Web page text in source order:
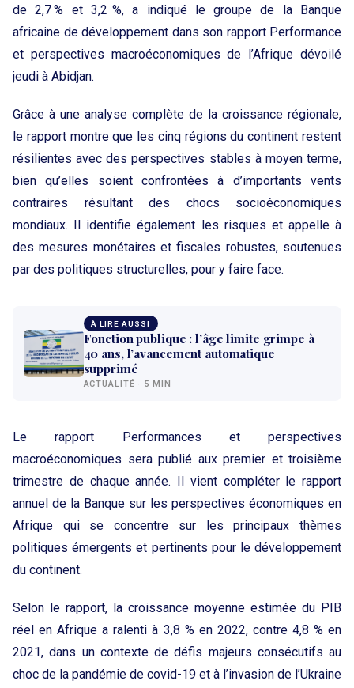
de 2,7 % et 3,2 %, a indiqué le groupe de la Banque
africaine de développement dans son rapport Performance
et perspectives macroéconomiques de l’Afrique dévoilé
jeudi à Abidjan.
Grâce à une analyse complète de la croissance régionale,
le rapport montre que les cinq régions du continent restent
résilientes avec des perspectives stables à moyen terme,
bien qu’elles soient confrontées à d’importants vents
contraires résultant des chocs socioéconomiques
mondiaux. Il identifie également les risques et appelle à
des mesures monétaires et fiscales robustes, soutenues
par des politiques structurelles, pour y faire face.
À LIRE AUSSI
Fonction publique : l’âge limite grimpe à
40 ans, l’avancement automatique
supprimé
ACTUALITÉ · 5 MIN
Le rapport Performances et perspectives
macroéconomiques sera publié aux premier et troisième
trimestre de chaque année. Il vient compléter le rapport
annuel de la Banque sur les perspectives économiques en
Afrique qui se concentre sur les principaux thèmes
politiques émergents et pertinents pour le développement
du continent.
Selon le rapport, la croissance moyenne estimée du PIB
réel en Afrique a ralenti à 3,8 % en 2022, contre 4,8 % en
2021, dans un contexte de défis majeurs consécutifs au
choc de la pandémie de covid-19 et à l’invasion de l’Ukraine